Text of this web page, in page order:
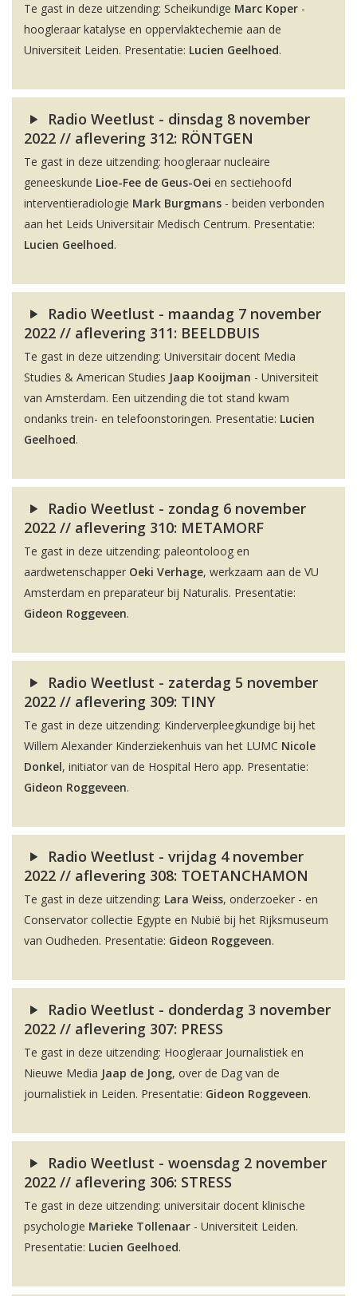
Te gast in deze uitzending: Scheikundige Marc Koper -
hoogleraar katalyse en oppervlaktechemie aan de
Universiteit Leiden. Presentatie: Lucien Geelhoed.
Radio Weetlust - dinsdag 8 november
2022 // aflevering 312: RÖNTGEN
Te gast in deze uitzending: hoogleraar nucleaire
geneeskunde Lioe-Fee de Geus-Oei en sectiehoofd
interventieradiologie Mark Burgmans - beiden verbonden
aan het Leids Universitair Medisch Centrum. Presentatie:
Lucien Geelhoed.
Radio Weetlust - maandag 7 november
2022 // aflevering 311: BEELDBUIS
Te gast in deze uitzending: Universitair docent Media
Studies & American Studies Jaap Kooijman - Universiteit
van Amsterdam. Een uitzending die tot stand kwam
ondanks trein- en telefoonstoringen. Presentatie: Lucien
Geelhoed.
Radio Weetlust - zondag 6 november
2022 // aflevering 310: METAMORF
Te gast in deze uitzending: paleontoloog en
aardwetenschapper Oeki Verhage, werkzaam aan de VU
Amsterdam en preparateur bij Naturalis. Presentatie:
Gideon Roggeveen.
Radio Weetlust - zaterdag 5 november
2022 // aflevering 309: TINY
Te gast in deze uitzending: Kinderverpleegkundige bij het
Willem Alexander Kinderziekenhuis van het LUMC Nicole
Donkel, initiator van de Hospital Hero app. Presentatie:
Gideon Roggeveen.
Radio Weetlust - vrijdag 4 november
2022 // aflevering 308: TOETANCHAMON
Te gast in deze uitzending: Lara Weiss, onderzoeker - en
Conservator collectie Egypte en Nubië bij het Rijksmuseum
van Oudheden. Presentatie: Gideon Roggeveen.
Radio Weetlust - donderdag 3 november
2022 // aflevering 307: PRESS
Te gast in deze uitzending: Hoogleraar Journalistiek en
Nieuwe Media Jaap de Jong, over de Dag van de
journalistiek in Leiden. Presentatie: Gideon Roggeveen.
Radio Weetlust - woensdag 2 november
2022 // aflevering 306: STRESS
Te gast in deze uitzending: universitair docent klinische
psychologie Marieke Tollenaar - Universiteit Leiden.
Presentatie: Lucien Geelhoed.